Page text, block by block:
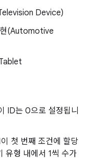
Device)
(Automotive
ID는 0으로 설정됩니
첫 번째 조건에 할당
유형 내에서 1씩 수가